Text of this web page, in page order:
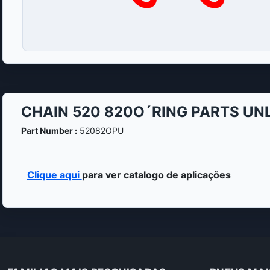
CHAIN 520 820O´RING PARTS
Part Number :52082OPU
Clique aqui para ver catalogo de aplicações